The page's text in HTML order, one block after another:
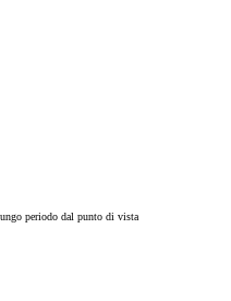
periodo dal punto di vista